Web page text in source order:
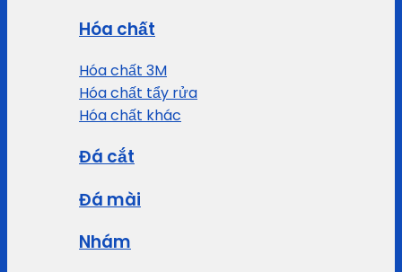
Hóa chất
Hóa chất 3M
Hóa chất tẩy rửa
Hóa chất khác
Đá cắt
Đá mài
Nhám